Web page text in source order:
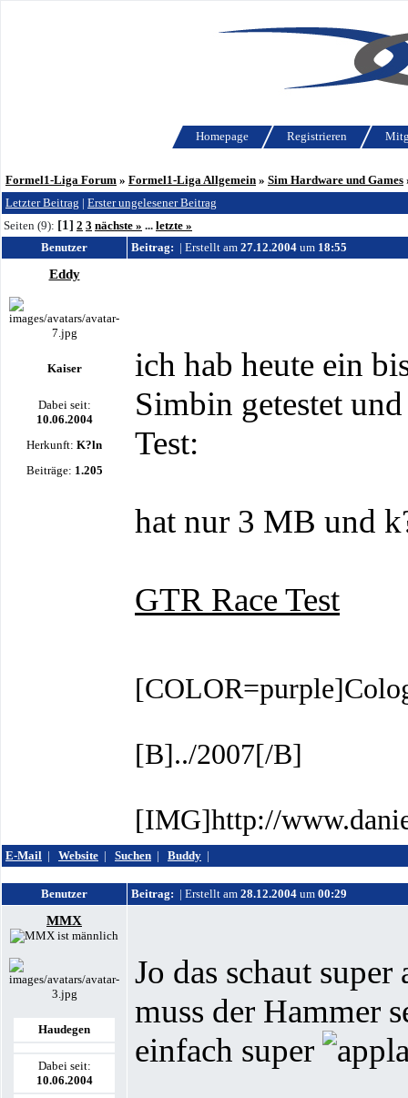
Homepage Registrieren
Formel1-Liga Forum » Formel1-Liga Allgemein » Sim Hardware und Games
Letzter Beitrag | Erster ungelesener Beitrag
Seiten (9): [1] 2 3 nächste » ... letzte »
Benutzer
Beitrag: | Erstellt am 27.12.2004 um 18:55
Eddy
Kaiser
Dabei seit:
10.06.2004
Herkunft: K?ln
Beiträge: 1.205
ich hab heute ein
Simbin getestet
Test:
hat nur 3 MB und
GTR Race Test
[B]../2007[/B]
[IMG]http://
E-Mail | Website | Suchen | Buddy |
Benutzer Beitrag: | Erstellt am 28.12.2004 um 00:29
MMX
Haudegen
Dabei seit:
10.06.2004
Jo das schaut
muss der Hammer
einfach super